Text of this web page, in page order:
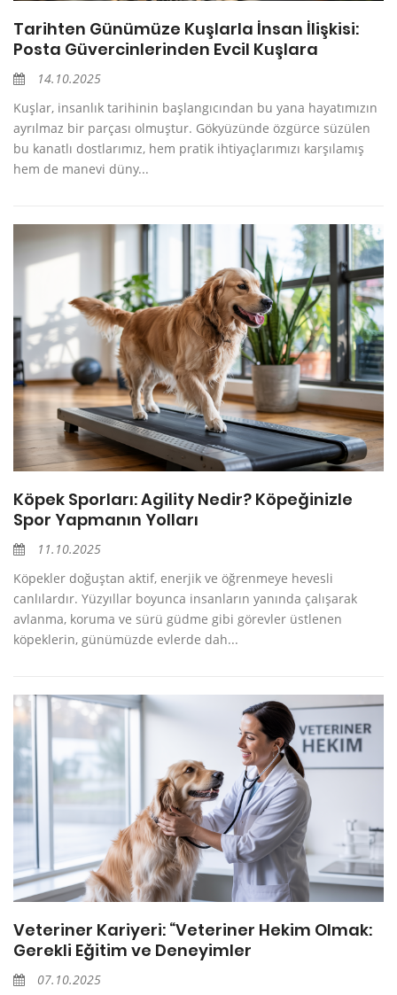
Tarihten Günümüze Kuşlarla İnsan İlişkisi:
Posta Güvercinlerinden Evcil Kuşlara
14.10.2025
Kuşlar, insanlık tarihinin başlangıcından bu yana hayatımızın
ayrılmaz bir parçası olmuştur. Gökyüzünde özgürce süzülen
bu kanatlı dostlarımız, hem pratik ihtiyaçlarımızı karşılamış
hem de manevi düny...
Köpek Sporları: Agility Nedir? Köpeğinizle
Spor Yapmanın Yolları
11.10.2025
Köpekler doğuştan aktif, enerjik ve öğrenmeye hevesli
canlılardır. Yüzyıllar boyunca insanların yanında çalışarak
avlanma, koruma ve sürü güdme gibi görevler üstlenen
köpeklerin, günümüzde evlerde dah...
Veteriner Kariyeri: “Veteriner Hekim Olmak:
Gerekli Eğitim ve Deneyimler
07.10.2025